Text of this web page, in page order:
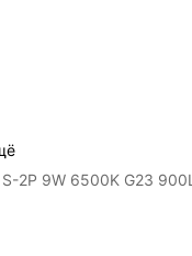
2P 9W 6500K G23